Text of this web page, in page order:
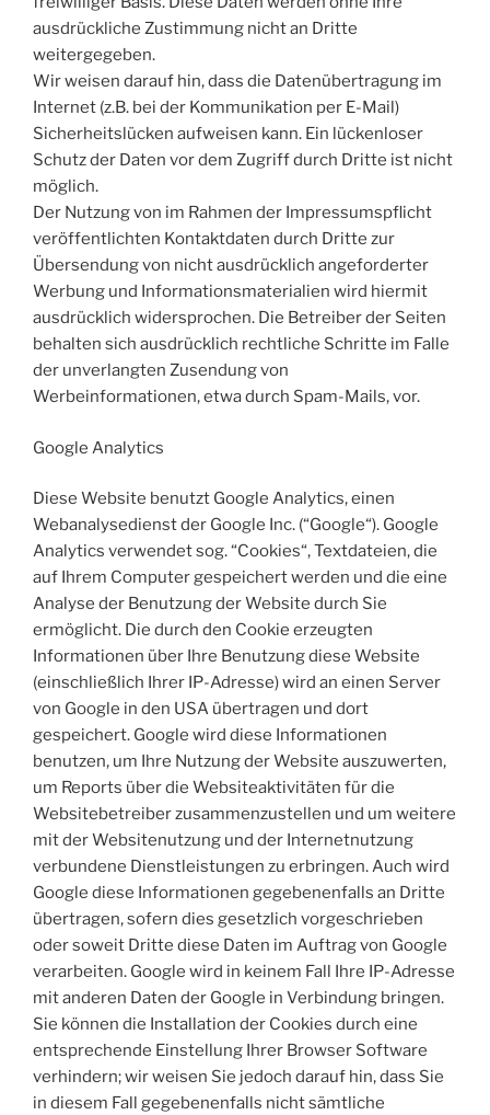
ausdrückliche Zustimmung nicht an Dritte
weitergegeben.
Wir weisen darauf hin, dass die Datenübertragung im
Internet (z.B. bei der Kommunikation per E-Mail)
Sicherheitslücken aufweisen kann. Ein lückenloser
Schutz der Daten vor dem Zugriff durch Dritte ist nicht
möglich.
Der Nutzung von im Rahmen der Impressumspflicht
veröffentlichten Kontaktdaten durch Dritte zur
Übersendung von nicht ausdrücklich angeforderter
Werbung und Informationsmaterialien wird hiermit
ausdrücklich widersprochen. Die Betreiber der Seiten
behalten sich ausdrücklich rechtliche Schritte im Falle
der unverlangten Zusendung von
Werbeinformationen, etwa durch Spam-Mails, vor.
Google Analytics
Diese Website benutzt Google Analytics, einen
Webanalysedienst der Google Inc. (“Google“). Google
Analytics verwendet sog. “Cookies“, Textdateien, die
auf Ihrem Computer gespeichert werden und die eine
Analyse der Benutzung der Website durch Sie
ermöglicht. Die durch den Cookie erzeugten
Informationen über Ihre Benutzung diese Website
(einschließlich Ihrer IP-Adresse) wird an einen Server
von Google in den USA übertragen und dort
gespeichert. Google wird diese Informationen
benutzen, um Ihre Nutzung der Website auszuwerten,
um Reports über die Websiteaktivitäten für die
Websitebetreiber zusammenzustellen und um weitere
mit der Websitenutzung und der Internetnutzung
verbundene Dienstleistungen zu erbringen. Auch wird
Google diese Informationen gegebenenfalls an Dritte
übertragen, sofern dies gesetzlich vorgeschrieben
oder soweit Dritte diese Daten im Auftrag von Google
verarbeiten. Google wird in keinem Fall Ihre IP-Adresse
mit anderen Daten der Google in Verbindung bringen.
Sie können die Installation der Cookies durch eine
entsprechende Einstellung Ihrer Browser Software
verhindern; wir weisen Sie jedoch darauf hin, dass Sie
in diesem Fall gegebenenfalls nicht sämtliche